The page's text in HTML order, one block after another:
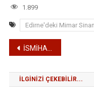
1.899
Edirne'deki Mimar
Yazı
gezinmesi
İSMİHAN SULTAN CAMİİ
İLGINIZI ÇEKEBILIR...